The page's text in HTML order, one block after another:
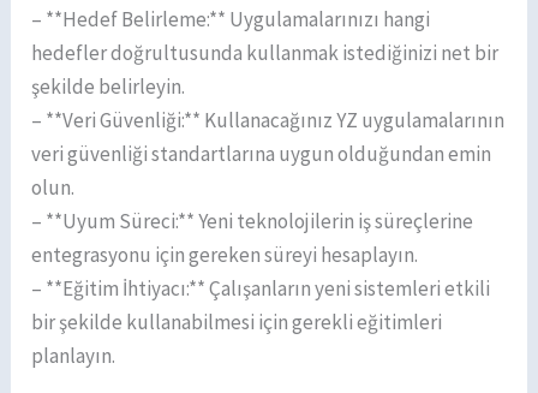
– **Hedef Belirleme:** Uygulamalarınızı hangi
hedefler doğrultusunda kullanmak istediğinizi net bir
şekilde belirleyin.
– **Veri Güvenliği:** Kullanacağınız YZ uygulamalarının
veri güvenliği standartlarına uygun olduğundan emin
olun.
– **Uyum Süreci:** Yeni teknolojilerin iş süreçlerine
entegrasyonu için gereken süreyi hesaplayın.
– **Eğitim İhtiyacı:** Çalışanların yeni sistemleri etkili
bir şekilde kullanabilmesi için gerekli eğitimleri
planlayın.